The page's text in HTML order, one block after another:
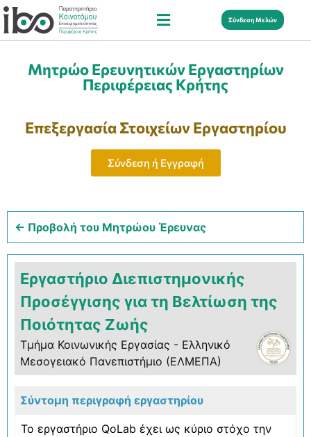
Σύνδεση Μελών
Μητρώο Ερευνητικών Εργαστηρίων
Περιφέρειας Κρήτης
Επεξεργασία Στοιχείων Εργαστηρίου
Σύνδεση ή Εγγραφή
← Προβολή του Μητρώου Έρευνας
Εργαστήριο Διεπιστημονικής
Προσέγγισης για τη Βελτίωση της
Ποιότητας Ζωής
Τμήμα Κοινωνικής Εργασίας - Ελληνικό
Μεσογειακό Πανεπιστήμιο (ΕΛΜΕΠΑ)
Σύντομη περιγραφή εργαστηρίου
Το εργαστήριο QoLab έχει ως κύριο στόχο την